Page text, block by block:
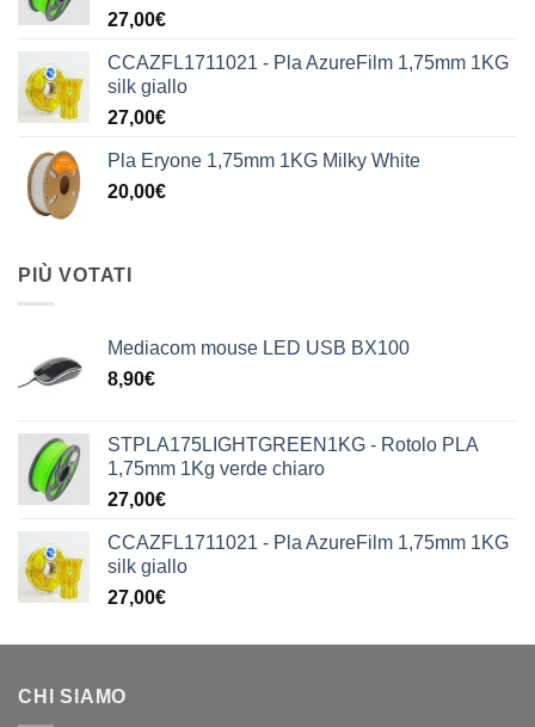
27,00€
CCAZFL1711021 - Pla AzureFilm 1,75mm 1KG
silk giallo
27,00€
Pla Eryone 1,75mm 1KG Milky White
20,00€
PIÙ VOTATI
Mediacom mouse LED USB BX100
8,90€
STPLA175LIGHTGREEN1KG - Rotolo PLA
1,75mm 1Kg verde chiaro
27,00€
CCAZFL1711021 - Pla AzureFilm 1,75mm 1KG
silk giallo
27,00€
CHI SIAMO